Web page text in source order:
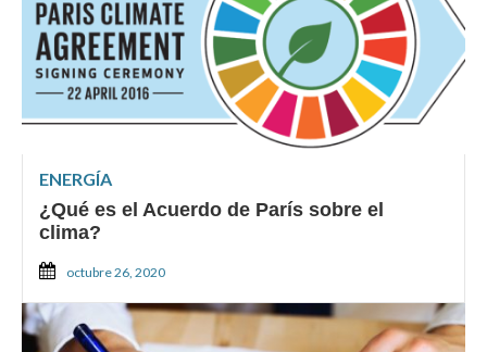
ENERGÍA
¿Qué es el Acuerdo de París sobre el
clima?
octubre 26, 2020